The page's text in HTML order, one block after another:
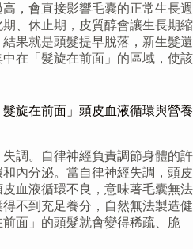
，會直接影響毛囊的正常生長週
、休止期，皮質醇會讓生長期縮
果就是頭髮提早脫落，新生髮還
在「髮旋在前面」的區域，使該
髮旋在前面」頭皮血液循環與營養
調。自律神經負責調節身體的許
內分泌。當自律神經失調，頭皮
血液循環不良，意味著毛囊無法
不到充足養分，自然無法製造健
面」的頭髮就會變得稀疏、脆